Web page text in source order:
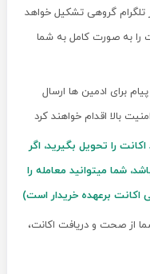
تلگرام گروهی تشکیل خواهد
را به صورت کامل به شما
برای ادمین ها ارسال
بالا اقدام خواهند کرد
را تحویل بگیرید، اگر
شما میتوانید معامله را
برعهده خریدار است)
از صحت و دریافت اکانت،